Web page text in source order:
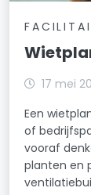
17 mei
Een
of
vooraf
planten en